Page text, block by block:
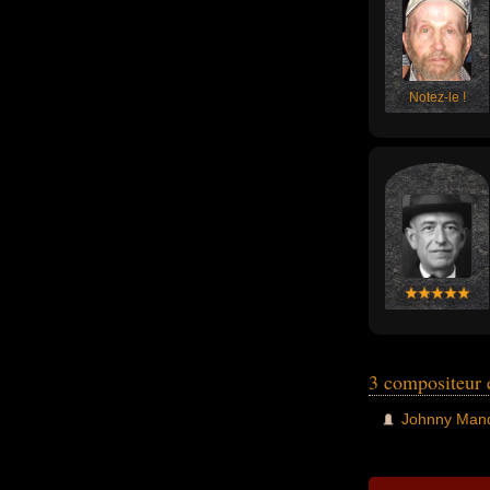
Notez-le !
3 compositeur
Johnny